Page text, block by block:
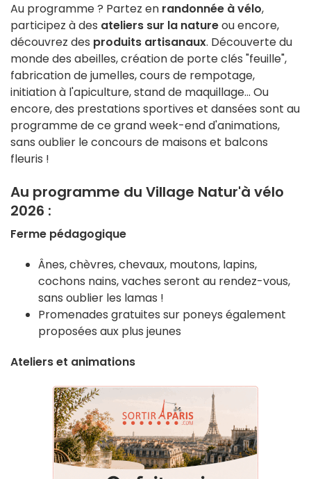
Au programme ? Partez en randonnée à vélo,
participez à des ateliers sur la natureou encore,
découvrez des produits artisanaux. Découverte du
monde des abeilles, création de porte clés "feuille",
fabrication de jumelles, cours de rempotage,
initiation à l'apiculture, stand de maquillage... Ou
encore, des prestations sportives et dansées sont au
programme de ce grand week-end d'animations,
sans oublier le concours de maisons et balcons
fleuris !
Au programme du Village Natur'à vélo
2026 :
Ferme pédagogique
Ânes, chèvres, chevaux, moutons, lapins,
cochons nains, vaches seront au rendez-vous,
sans oublier les lamas !
Promenades gratuites sur poneys également
proposées aux plus jeunes
Ateliers et animations